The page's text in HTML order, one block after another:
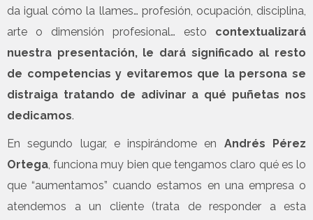
da igual cómo la llames… profesión, ocupación, disciplina,
arte o dimensión profesional… esto contextualizará
nuestra presentación, le dará significado al resto
de competencias y evitaremos que la persona se
distraiga tratando de adivinar a qué puñetas nos
dedicamos.
En segundo lugar, e inspirándome en Andrés Pérez
Ortega, funciona muy bien que tengamos claro qué es lo
que “aumentamos” cuando estamos en una empresa o
atendemos a un cliente (trata de responder a esta